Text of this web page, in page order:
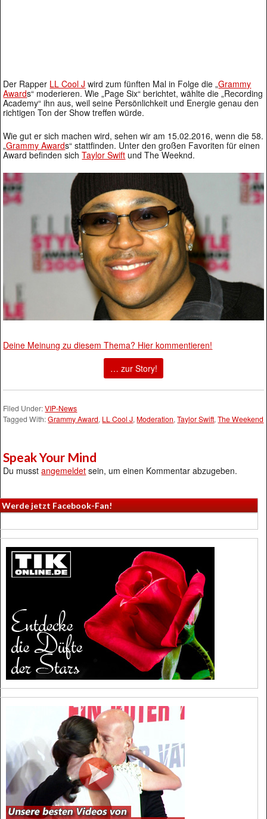
Der Rapper LL Cool J wird zum fünften Mal in Folge die „Grammy
Awards“ moderieren. Wie „Page Six“ berichtet, wählte die „Recording
Academy“ ihn aus, weil seine Persönlichkeit und Energie genau den
richtigen Ton der Show treffen würde.
Wie gut er sich machen wird, sehen wir am 15.02.2016, wenn die 58.
„Grammy Awards“ stattfinden. Unter den großen Favoriten für einen
Award befinden sichTaylor Swift und The Weeknd.
Deine Meinung zu diesem Thema? Hier kommentieren!
… zur Story!
Filed Under:VIP-News
Tagged With:Grammy Award, LL Cool J, Moderation,Taylor Swift,The Weekend
Speak Your Mind
Du musstangemeldet sein, um einen Kommentar abzugeben.
Werde jetzt Facebook-Fan!